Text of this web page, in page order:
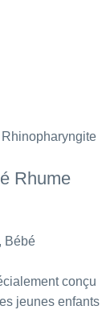
Rhume
, Bébé
conçu
jeunes enfants